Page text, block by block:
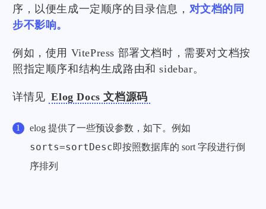
序，以便生成一定顺序的目录信息， 对文档的同
步不影响。
例如，使用 VitePress 部署文档时，需要对文档按
照指定顺序和结构生成路由和 sidebar。
详情见 Elog Docs 文档源码
elog 提供了一些预设参数，如下。例如
sorts=sortDesc即按照数据库的 sort 字段进行倒
序排列